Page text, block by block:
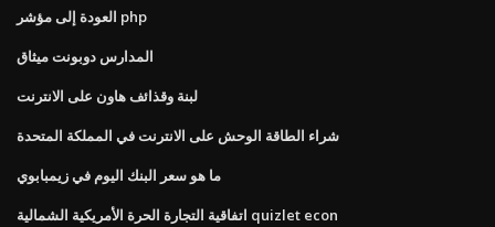
العودة إلى مؤشر php
المدارس دوبونت ميثاق
لبنة وقذائف هاون على الانترنت
شراء الطاقة الوحش على الانترنت في المملكة المتحدة
ما هو سعر البنك اليوم في زيمبابوي
اتفاقية التجارة الحرة الأمريكية الشمالية quizlet econ